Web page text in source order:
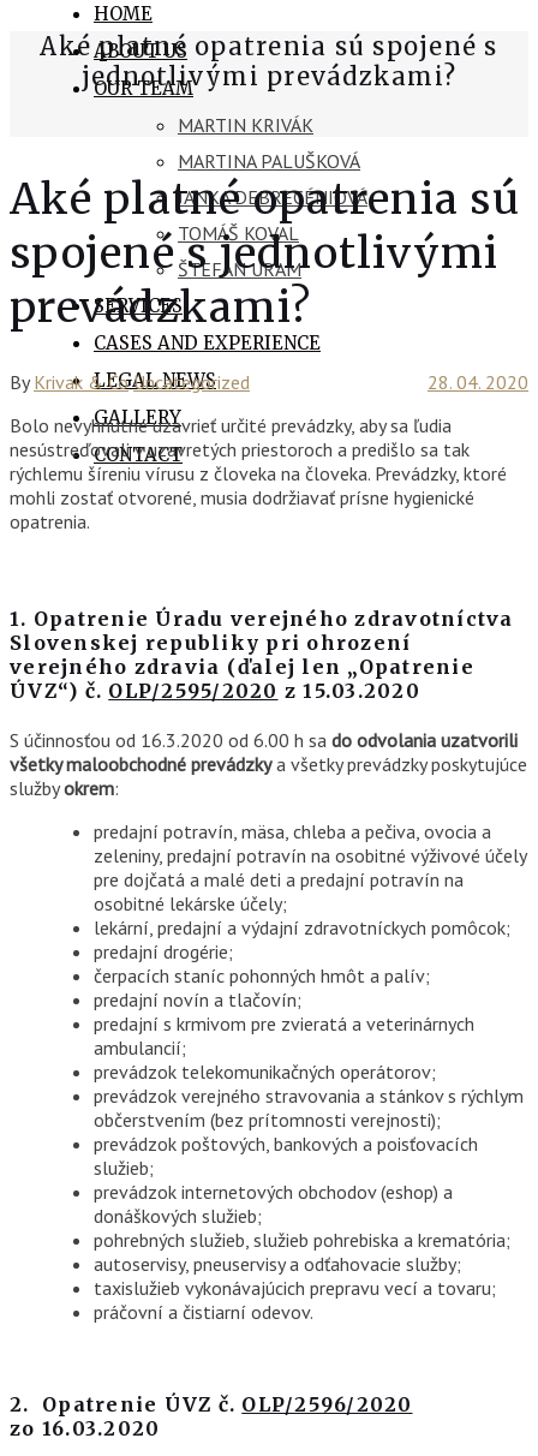
HOME
ABOUT US
OUR TEAM
MARTIN KRIVÁK
MARTINA PALUŠKOVÁ
JANKA DEBRECÉNIOVÁ
TOMÁŠ KOVAL
ŠTEFAN URAM
SERVICES
CASES AND EXPERIENCE
LEGAL NEWS
GALLERY
CONTACT
Aké platné opatrenia sú spojené s
jednotlivými prevádzkami?
Aké platné opatrenia sú
spojené s jednotlivými
prevádzkami?
ByKrivak & Co 28. 04. 2020
Uncategorized
Bolo nevyhnutné uzavrieť určité prevádzky, aby sa ľudia
nesústreďovali v uzavretých priestoroch a predišlo sa tak
rýchlemu šíreniu vírusu z človeka na človeka. Prevádzky, ktoré
mohli zostať otvorené, musia dodržiavať prísne hygienické
opatrenia.
1. Opatrenie Úradu verejného zdravotníctva
Slovenskej republiky pri ohrození
verejného zdravia (ďalej len „Opatrenie
ÚVZ“) č. OLP/2595/2020 z 15.03.2020
S účinnosťou od 16.3.2020 od 6.00 h sa do odvolania uzatvorili
všetky maloobchodné prevádzkya všetky prevádzky poskytujúce
službyokrem:
predajní potravín, mäsa, chleba a pečiva, ovocia a
zeleniny, predajní potravín na osobitné výživové účely
pre dojčatá a malé deti a predajní potravín na
osobitné lekárske účely;
lekární, predajní a výdajní zdravotníckych pomôcok;
predajní drogérie;
čerpacích staníc pohonných hmôt a palív;
predajní novín a tlačovín;
predajní s krmivom pre zvieratá a veterinárnych
ambulancií;
prevádzok telekomunikačných operátorov;
prevádzok verejného stravovania a stánkov s rýchlym
občerstvením (bez prítomnosti verejnosti);
prevádzok poštových, bankových a poisťovacích
služieb;
prevádzok internetových obchodov (eshop) a
donáškových služieb;
pohrebných služieb, služieb pohrebiska a krematória;
autoservisy, pneuservisy a odťahovacie služby;
taxislužieb vykonávajúcich prepravu vecí a tovaru;
práčovní a čistiarní odevov.
2. Opatrenie ÚVZ č. OLP/2596/2020
zo 16.03.2020